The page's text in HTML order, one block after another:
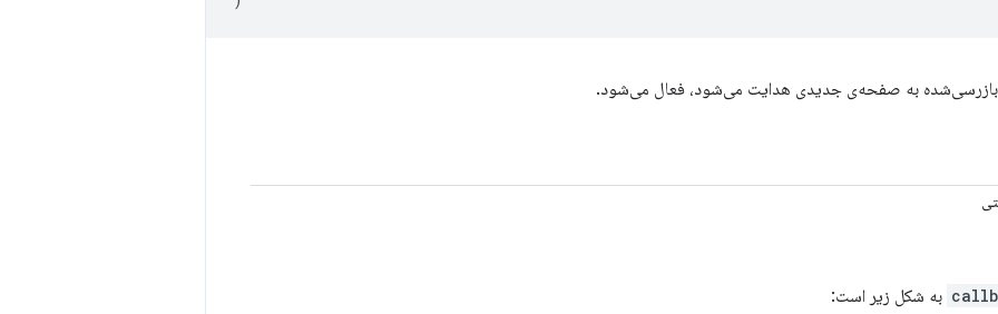
بازرسی‌شده به صفحه‌ی جدیدی هدایت می‌شود، فعال می‌شود.
به شکل زیر است: